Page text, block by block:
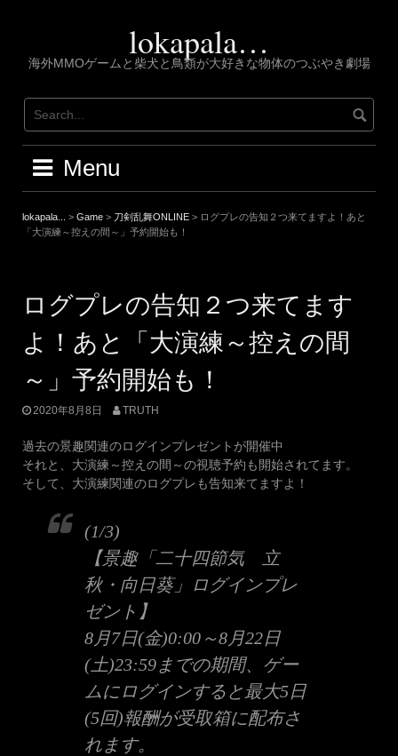
lokapala…
海外MMOゲームと柴犬と鳥類が大好きな物体のつぶやき劇場
Menu
lokapala... > Game > 刀剣乱舞ONLINE > ログプレの告知２つ来てますよ！あと
「大演練～控えの間～」予約開始も！
ログプレの告知２つ来てます
よ！あと「大演練～控えの間
～」予約開始も！
2020年8月8日 TRUTH
過去の景趣関連のログインプレゼントが開催中
それと、大演練～控えの間～の視聴予約も開始されてます。
そして、大演練関連のログプレも告知来てますよ！
(1/3)
【景趣「二十四節気 立
秋・向日葵」ログインプレ
ゼント】
8月7日(金)0:00～8月22日
(土)23:59までの期間、ゲー
ムにログインすると最大5日
(5回)報酬が受取箱に配布さ
れます。